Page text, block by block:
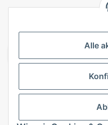
Vertrag
Alle